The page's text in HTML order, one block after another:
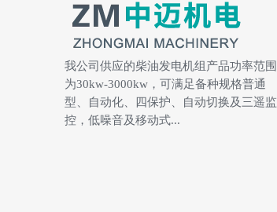
我公司供应的柴油发电机组产品功率范围
为30kw-3000kw，可满足备种规格普通
型、自动化、四保护、自动切换及三遥监
控，低噪音及移动式...